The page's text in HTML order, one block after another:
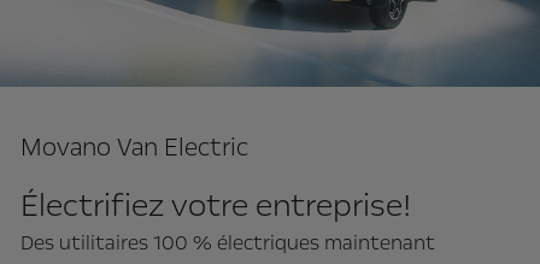
Movano Van Electric
Électrifiez votre entreprise!
Des utilitaires 100 % électriques maintenant